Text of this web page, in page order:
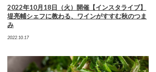
2022年10月18日（火）開催【インスタライブ】
堤亮輔シェフに教わる、ワインがすすむ秋のつま
み
2022.10.17